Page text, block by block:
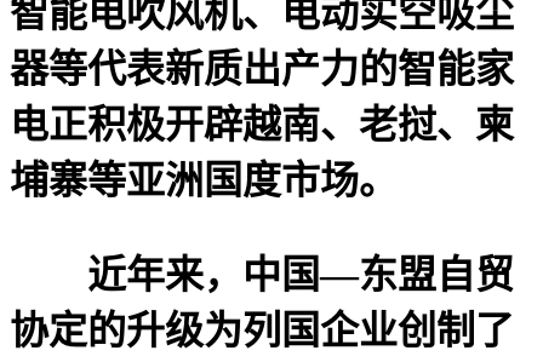
智能电吹风机、电动实空吸尘
器等代表新质出产力的智能家
电正积极开辟越南、老挝、柬
埔寨等亚洲国度市场。
近年来，中国—东盟自贸
协定的升级为列国企业创制了